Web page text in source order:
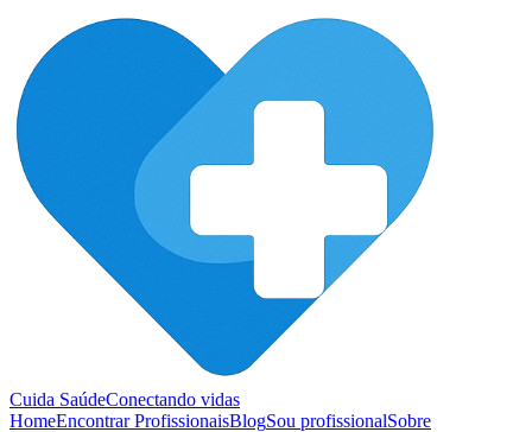
Cuida SaúdeConectando vidas
HomeEncontrar ProfissionaisBlogSou profissionalSobre